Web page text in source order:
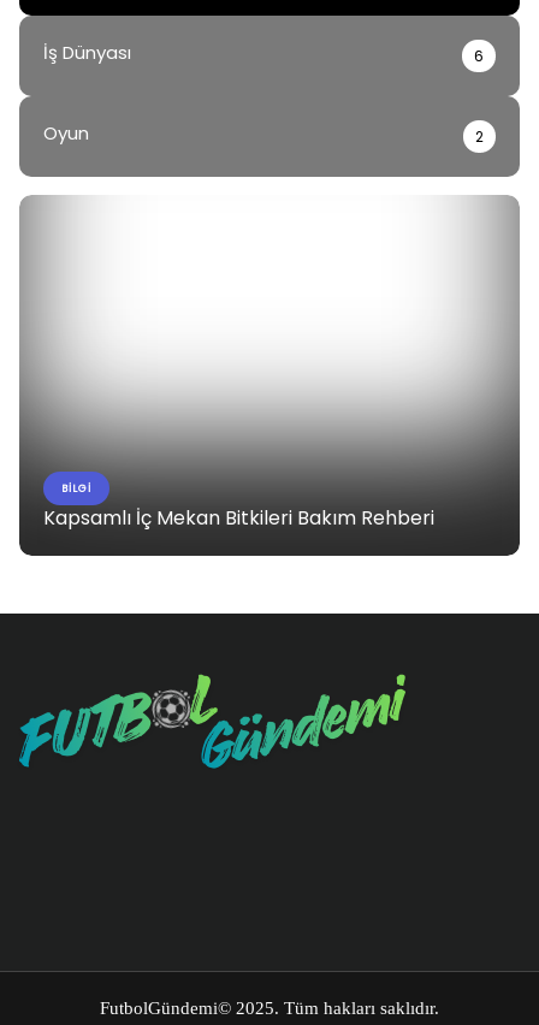
İş Dünyası 6
Oyun 2
BILGI
Kapsamlı İç Mekan Bitkileri Bakım Rehberi
FutbolGündemi© 2025. Tüm hakları saklıdır.